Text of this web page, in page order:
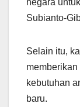
negara
Subianto-
Selain itu,
kebutuhan
baru.